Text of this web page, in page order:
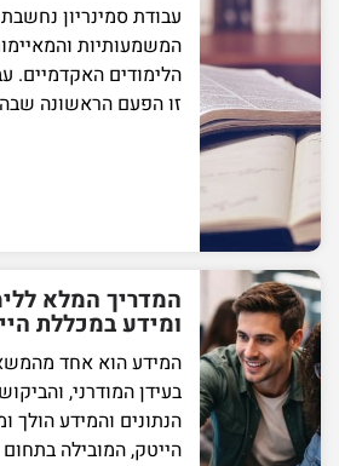
עבודת סמינריון
המשמעותיות
הלימודים האקדמיים.
זו הפעם הראשונה
המדריך המלא
ומידע במכללת
המידע הוא אחד
בעידן המודרני,
הנתונים והמידע
הייטק, המובילה בתחום